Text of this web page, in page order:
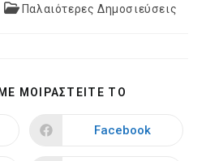
PostΠαλαιότερες Δημοσιεύσεις
ΜΟΙΡΑΣΤΕΙΤΕ ΤΟ
CONTENT
Opens
Facebook